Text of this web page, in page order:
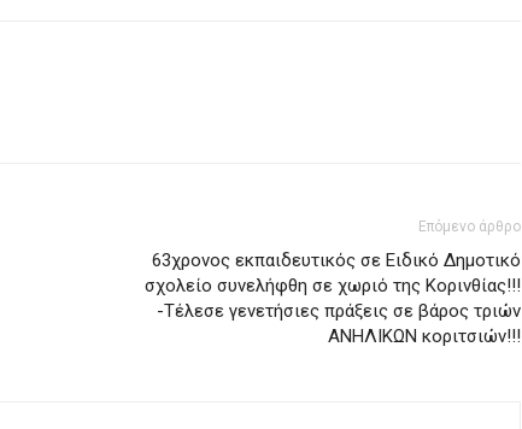
Επόμενο άρθρο
63χρονος εκπαιδευτικός σε Ειδικό Δημοτικό
σχολείο συνελήφθη σε χωριό της Κορινθίας!!!
-Τέλεσε γενετήσιες πράξεις σε βάρος τριών
ΑΝΗΛΙΚΩΝ κοριτσιών!!!